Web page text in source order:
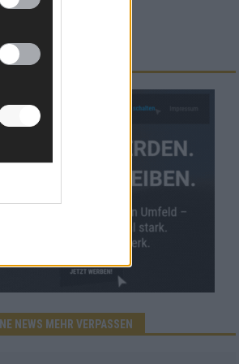
BEI UNS!
NEWS MEHR VERPASSEN